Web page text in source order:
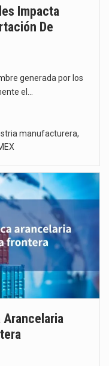
Impacta
De
generada por los
el…
manufacturera,